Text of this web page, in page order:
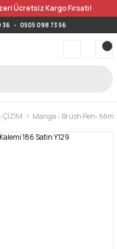
Ücretsiz Kargo Fırsatı!
36 - 0505 098 73 56
ÇİZİM Manga - Brush Pen-